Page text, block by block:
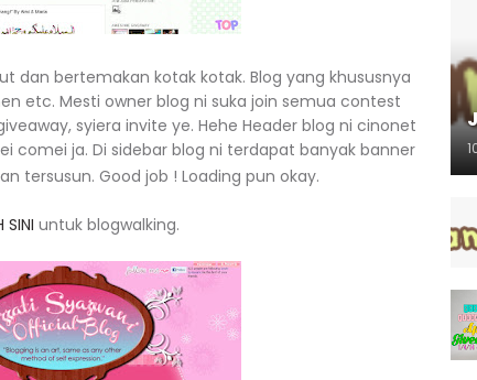
dan bertemakan kotak kotak. Blog yang khususnya
etc. Mesti owner blog ni suka join semua contest
syiera invite ye. Hehe Header blog ni cinonet
comei ja. Di sidebar blog ni terdapat banyak banner
tersusun. Good job ! Loading pun okay.
SINI untuk blogwalking.